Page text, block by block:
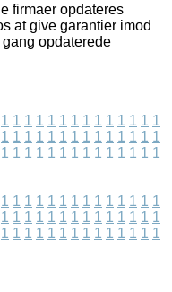
firmaer opdateres
at give garantier imod
opdaterede
1 1 1 1 1 1 1 1 1 1 1 1 1 1
1 1 1 1 1 1 1 1 1 1 1 1 1 1
1 1 1 1 1 1 1 1 1 1 1 1 1 1
1 1 1 1 1 1 1 1 1 1 1 1 1 1
1 1 1 1 1 1 1 1 1 1 1 1 1 1
1 1 1 1 1 1 1 1 1 1 1 1 1 1